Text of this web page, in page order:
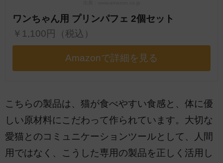
ワンちゃん用 プリンパフェ 2個セット
￥1,100円（税込）
Amazonで詳細を見る
こちらの製品は、猫が食べやすい食感と、体に優
しい原材料にこだわって作られています。大切な
愛猫とのコミュニケーションツールとして、人間
用ではなく、こうした専用の製品を正しく活用し